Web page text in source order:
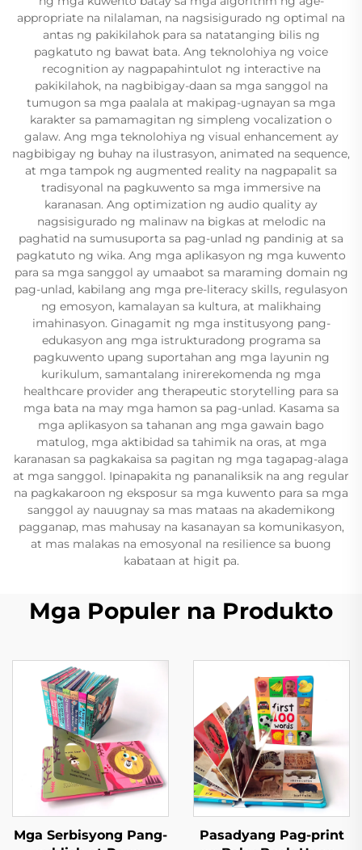
appropriate na nilalaman, na nagsisigurado ng optimal na
antas ng pakikilahok para sa natatanging bilis ng
pagkatuto ng bawat bata. Ang teknolohiya ng voice
recognition ay nagpapahintulot ng interactive na
pakikilahok, na nagbibigay-daan sa mga sanggol na
tumugon sa mga paalala at makipag-ugnayan sa mga
karakter sa pamamagitan ng simpleng vocalization o
galaw. Ang mga teknolohiya ng visual enhancement ay
nagbibigay ng buhay na ilustrasyon, animated na sequence,
at mga tampok ng augmented reality na nagpapalit sa
tradisyonal na pagkuwento sa mga immersive na
karanasan. Ang optimization ng audio quality ay
nagsisigurado ng malinaw na bigkas at melodic na
paghatid na sumusuporta sa pag-unlad ng pandinig at sa
pagkatuto ng wika. Ang mga aplikasyon ng mga kuwento
para sa mga sanggol ay umaabot sa maraming domain ng
pag-unlad, kabilang ang mga pre-literacy skills, regulasyon
ng emosyon, kamalayan sa kultura, at malikhaing
imahinasyon. Ginagamit ng mga institusyong pang-
edukasyon ang mga istrukturadong programa sa
pagkuwento upang suportahan ang mga layunin ng
kurikulum, samantalang inirerekomenda ng mga
healthcare provider ang therapeutic storytelling para sa
mga bata na may mga hamon sa pag-unlad. Kasama sa
mga aplikasyon sa tahanan ang mga gawain bago
matulog, mga aktibidad sa tahimik na oras, at mga
karanasan sa pagkakaisa sa pagitan ng mga tagapag-alaga
at mga sanggol. Ipinapakita ng pananaliksik na ang regular
na pagkakaroon ng eksposur sa mga kuwento para sa mga
sanggol ay nauugnay sa mas mataas na akademikong
pagganap, mas mahusay na kasanayan sa komunikasyon,
at mas malakas na emosyonal na resilience sa buong
kabataan at higit pa.
Mga Populer na Produkto
Mga Serbisyong Pang-
Pasadyang Pag-print